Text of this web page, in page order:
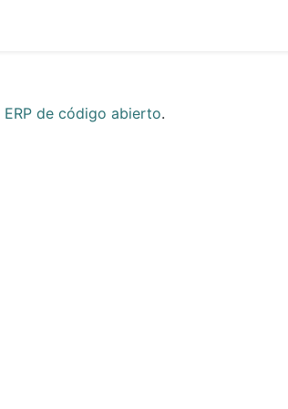
ERP de código abierto.